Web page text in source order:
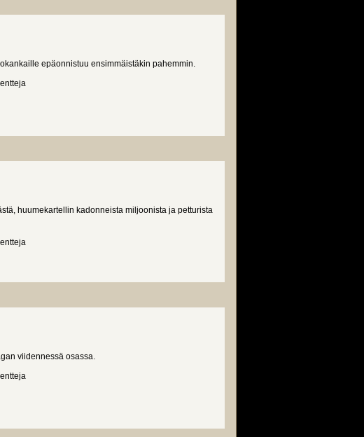
epäonnistuu ensimmäistäkin pahemmin.
huumekartellin kadonneista miljoonista ja petturista
viidennessä osassa.